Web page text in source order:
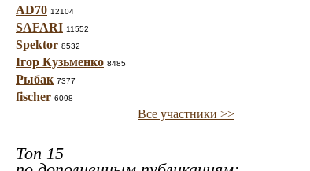
AD70 12104
SAFARI 11552
Spektor 8532
Ігор Кузьменко 8485
Рыбак 7377
fischer 6098
Все участники >>
Топ 15